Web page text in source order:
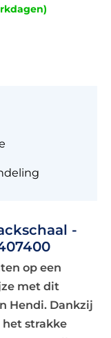
-
op een
met dit
Hendi. Dankzij
het strakke